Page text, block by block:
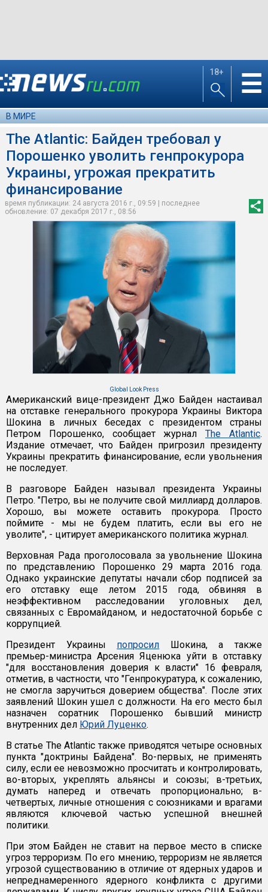
18+ ☰
В МИРЕ
The Atlantic: Байден требовал у
Порошенко уволить генпрокурора
Украины, угрожая прекратить
финансирование
время публикации: 24 августа 2016 г., 09:59 | последнее
обновление: 07 декабря 2017 г., 08:56
Global Look Press
Американский вице-президент Джо Байден настаивал
на отставке генерального прокурора Украины Виктора
Шокина в личных беседах с президентом страны
Петром Порошенко, сообщает журналThe Atlantic.
Издание отмечает, что Байден пригрозил президенту
Украины прекратить финансирование, если увольнения
не последует.
В разговоре Байден называл президента Украины
Петро. "Петро, вы не получите свой миллиард долларов.
Хорошо, вы можете оставить прокурора. Просто
поймите - мы не будем платить, если вы его не
уволите", - цитирует американского политика журнал.
Верховная Рада проголосовала за увольнение Шокина
по представлению Порошенко 29 марта 2016 года.
Однако украинские депутаты начали сбор подписей за
его отставку еще летом 2015 года, обвиняя в
неэффективном расследовании уголовных дел,
связанных с Евромайданом, и недостаточной борьбе с
коррупцией.
Президент Украины попросил Шокина, а также
премьер-министра Арсения Яценюка уйти в отставку
"для восстановления доверия к власти" 16 февраля,
отметив, в частности, что "Генпрокуратура, к сожалению,
не смогла заручиться доверием общества". После этих
заявлений Шокин ушел с должности. На его место был
назначен соратник Порошенко бывший министр
внутренних дел Юрий Луценко.
В статье The Atlantic также приводятся четыре основных
пункта "доктрины Байдена". Во-первых, не применять
силу, если ее невозможно просчитать и контролировать,
во-вторых, укреплять альянсы и союзы; в-третьих,
думать наперед и отвечать пропорционально; в-
четвертых, личные отношения с союзниками и врагами
являются ключевой частью успешной внешней
политики.
При этом Байден не ставит на первое место в списке
угроз терроризм. По его мнению, терроризм не является
угрозой существованию в отличие от ядерных ударов и
непреднамеренного ядерного конфликта с другими